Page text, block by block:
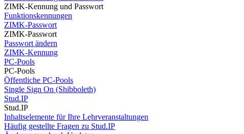
ZIMK-Kennung und Passwort
Funktionskennungen
ZIMK-Passwort
ZIMK-Passwort
Passwort ändern
ZIMK-Kennung
PC-Pools
PC-Pools
Öffentliche PC-Pools
Single Sign On (Shibboleth)
Stud.IP
Stud.IP
Inhaltselemente für Ihre Lehrveranstaltungen
Häufig gestellte Fragen zu Stud.IP